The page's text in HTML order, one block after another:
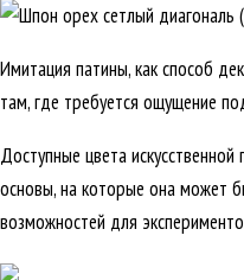
Имитация патины, как способ
там, где требуется ощущение
Доступные цвета
основы, на которые она может
возможностей для